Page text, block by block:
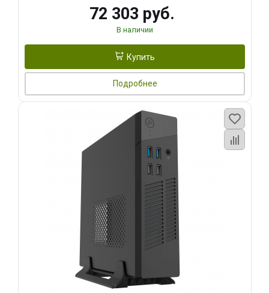
72 303 руб.
В наличии
Купить
Подробнее